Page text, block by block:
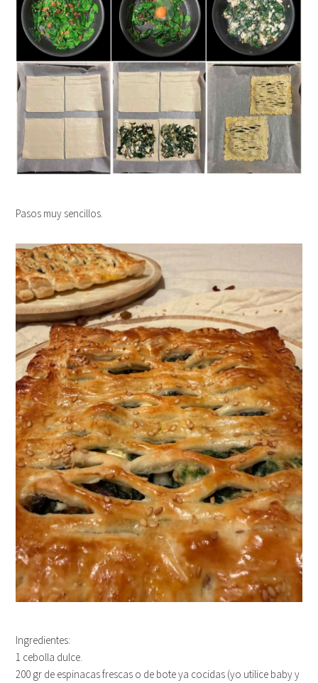
Pasos muy sencillos.
Ingredientes:
1 cebolla dulce.
200 gr de espinacas frescas o de bote ya cocidas (yo utilice baby y